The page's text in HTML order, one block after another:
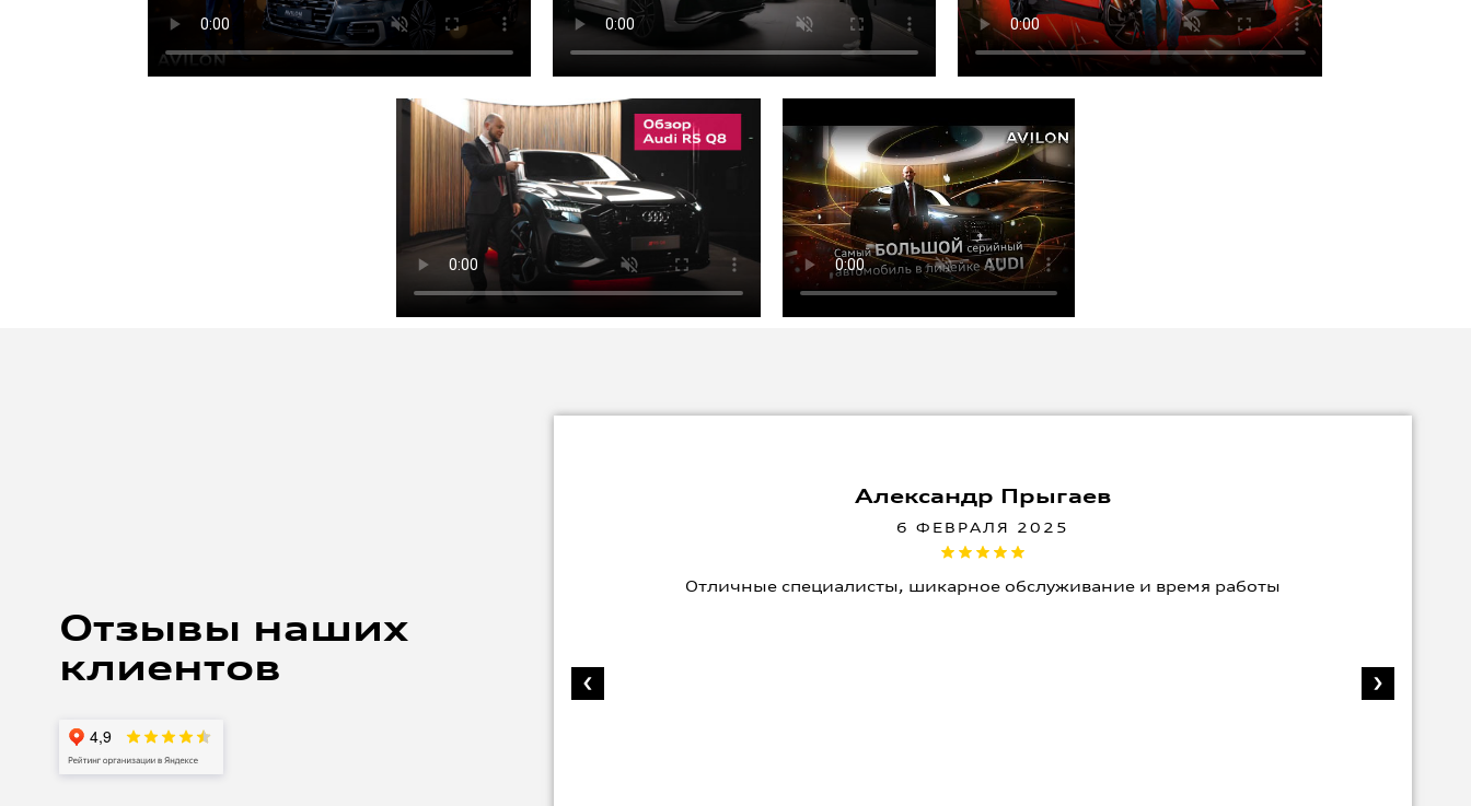
Отзывы наших
клиентов
предупредил, что хочу наблюдать за работой.
пригласили в зону к автомобилю, выдали
рассказывали, что именно делают. Отмечу
обращение с автомобилем. Делали все
был не быстрый около 3-4 часов (ждали
итогу работой доволен. Отмечу чистоту и
максимально клиентоориентированные
Александр Прыгаев
6 ФЕВРАЛЯ 2025
Отличные специалисты, шикарное обслуживание и время работы